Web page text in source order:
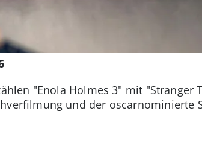
"Enola Holmes 3" mit "Stranger
und der oscarnominierte